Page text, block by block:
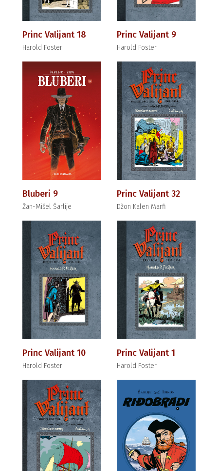
Princ Valijant 18
Harold Foster
Princ Valijant 9
Harold Foster
Bluberi 9
Žan-Mišel Šarlije
Princ Valijant 32
Džon Kalen Marfi
Princ Valijant 10
Harold Foster
Princ Valijant 1
Harold Foster